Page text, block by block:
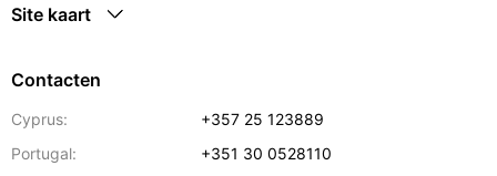
Site kaart
Contacten
Cyprus:
+357 25 123889
Portugal:
+351 30 0528110